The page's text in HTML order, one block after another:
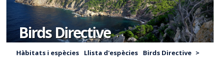
Birds Directive
Hàbitats i espècies Llista d'espècies Birds Directive >